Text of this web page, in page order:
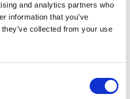
and analytics partners who
information that you’ve
collected from your use